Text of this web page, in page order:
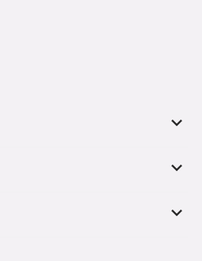
keyboard_arrow_down
keyboard_arrow_down
keyboard_arrow_down